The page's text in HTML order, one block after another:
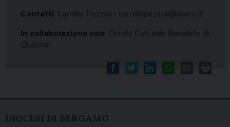
Contatti: Camillo Pezzoli - camillopezzoli@libero.it"
In collaborazione con: Circolo Culturale Baradello di
Clusone
DIOCESI DI BERGAMO